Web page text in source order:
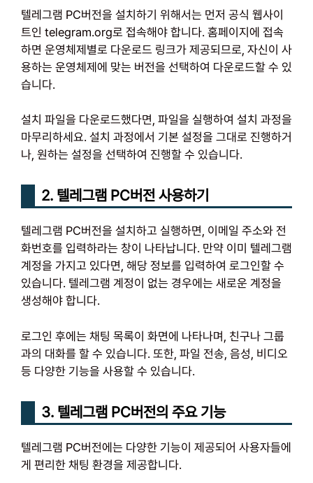
텔레그램 PC버전을 설치하기 위해서는 먼저 공식 웹사이
트인 telegram.org로 접속해야 합니다. 홈페이지에 접속
하면 운영체제별로 다운로드 링크가 제공되므로, 자신이 사
용하는 운영체제에 맞는 버전을 선택하여 다운로드할 수 있
습니다.
설치 파일을 다운로드했다면, 파일을 실행하여 설치 과정을
마무리하세요. 설치 과정에서 기본 설정을 그대로 진행하거
나, 원하는 설정을 선택하여 진행할 수 있습니다.
2. 텔레그램 PC버전 사용하기
텔레그램 PC버전을 설치하고 실행하면, 이메일 주소와 전
화번호를 입력하라는 창이 나타납니다. 만약 이미 텔레그램
계정을 가지고 있다면, 해당 정보를 입력하여 로그인할 수
있습니다. 텔레그램 계정이 없는 경우에는 새로운 계정을
생성해야 합니다.
로그인 후에는 채팅 목록이 화면에 나타나며, 친구나 그룹
과의 대화를 할 수 있습니다. 또한, 파일 전송, 음성, 비디오
등 다양한 기능을 사용할 수 있습니다.
3. 텔레그램 PC버전의 주요 기능
텔레그램 PC버전에는 다양한 기능이 제공되어 사용자들에
게 편리한 채팅 환경을 제공합니다.